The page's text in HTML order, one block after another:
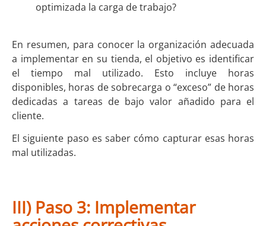
optimizada la carga de trabajo?
En resumen, para conocer la organización adecuada
a implementar en su tienda, el objetivo es identificar
el tiempo mal utilizado. Esto incluye horas
disponibles, horas de sobrecarga o “exceso” de horas
dedicadas a tareas de bajo valor añadido para el
cliente.
El siguiente paso es saber cómo capturar esas horas
mal utilizadas.
III) Paso 3: Implementar